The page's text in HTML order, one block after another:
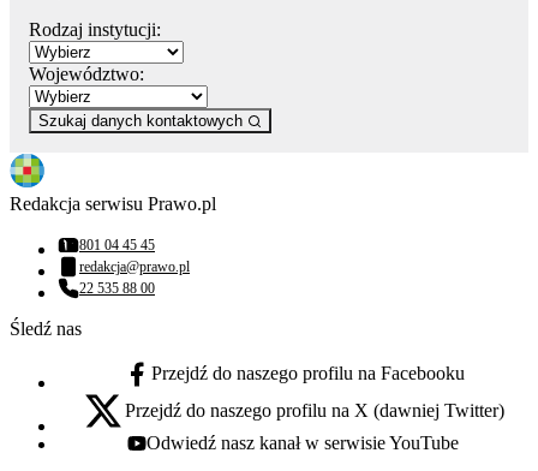
Rodzaj instytucji:
Województwo:
Szukaj danych kontaktowych
Redakcja serwisu Prawo.pl
Numer telefonu:
801 04 45 45
Adres email:
redakcja@prawo.pl
Numer telefonu:
22 535 88 00
Śledź nas
facebook - otwiera się w nowej karcie
Przejdź do naszego profilu na Facebooku
x - otwiera się w nowej karcie
Przejdź do naszego profilu na X (dawniej Twitter)
youtube - otwiera się w nowej karcie
Odwiedź nasz kanał w serwisie YouTube